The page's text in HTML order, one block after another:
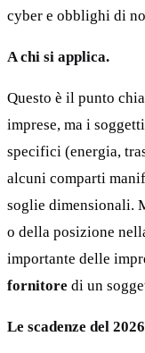
cyber e obblighi di
A chi si applica.
Questo è il punto
imprese, ma i
specifici (energia,
alcuni comparti
soglie dimensionali.
o della posizione
importante delle
fornitore di un
Le scadenze del